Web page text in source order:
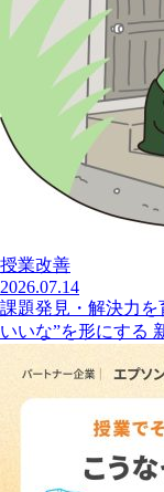
授業改善
2026.07.14
課題発見・解決力を
いいな”を形にする